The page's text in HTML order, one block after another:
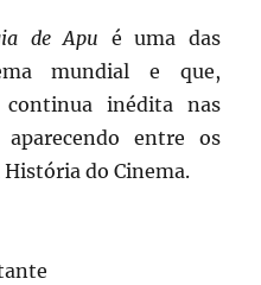
de Apu é uma das
mundial e que,
continua inédita nas
entre os
do Cinema.